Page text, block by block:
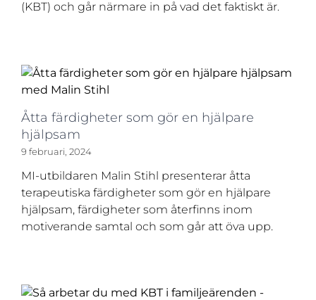
(KBT) och går närmare in på vad det faktiskt är.
Åtta färdigheter som gör en hjälpare
hjälpsam
9 februari, 2024
MI-utbildaren Malin Stihl presenterar åtta
terapeutiska färdigheter som gör en hjälpare
hjälpsam, färdigheter som återfinns inom
motiverande samtal och som går att öva upp.